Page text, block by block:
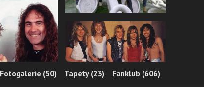
Fotogalerie (50) Tapety (23) Fanklub (606)